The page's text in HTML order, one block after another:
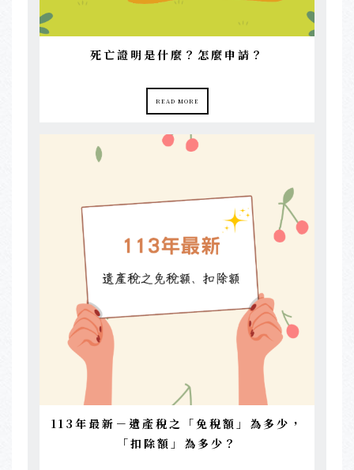
死亡證明是什麼？怎麼申請？
READ MORE
113年最新－遺產稅之「免稅額」為多少，
「扣除額」為多少？